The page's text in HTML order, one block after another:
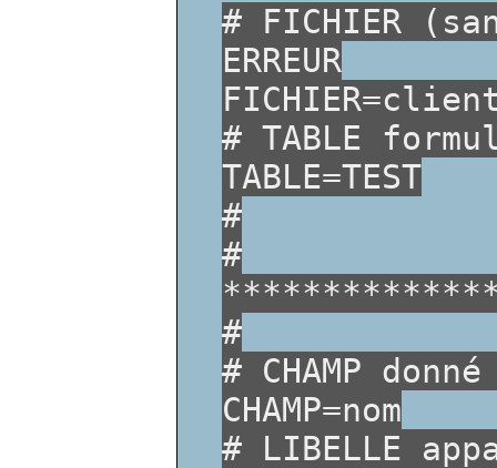
# FICHIER
ERREUR
# TABLE
TABLE=TEST
#
#
#
# CHAMP
CHAMP=nom
# LIBELLE